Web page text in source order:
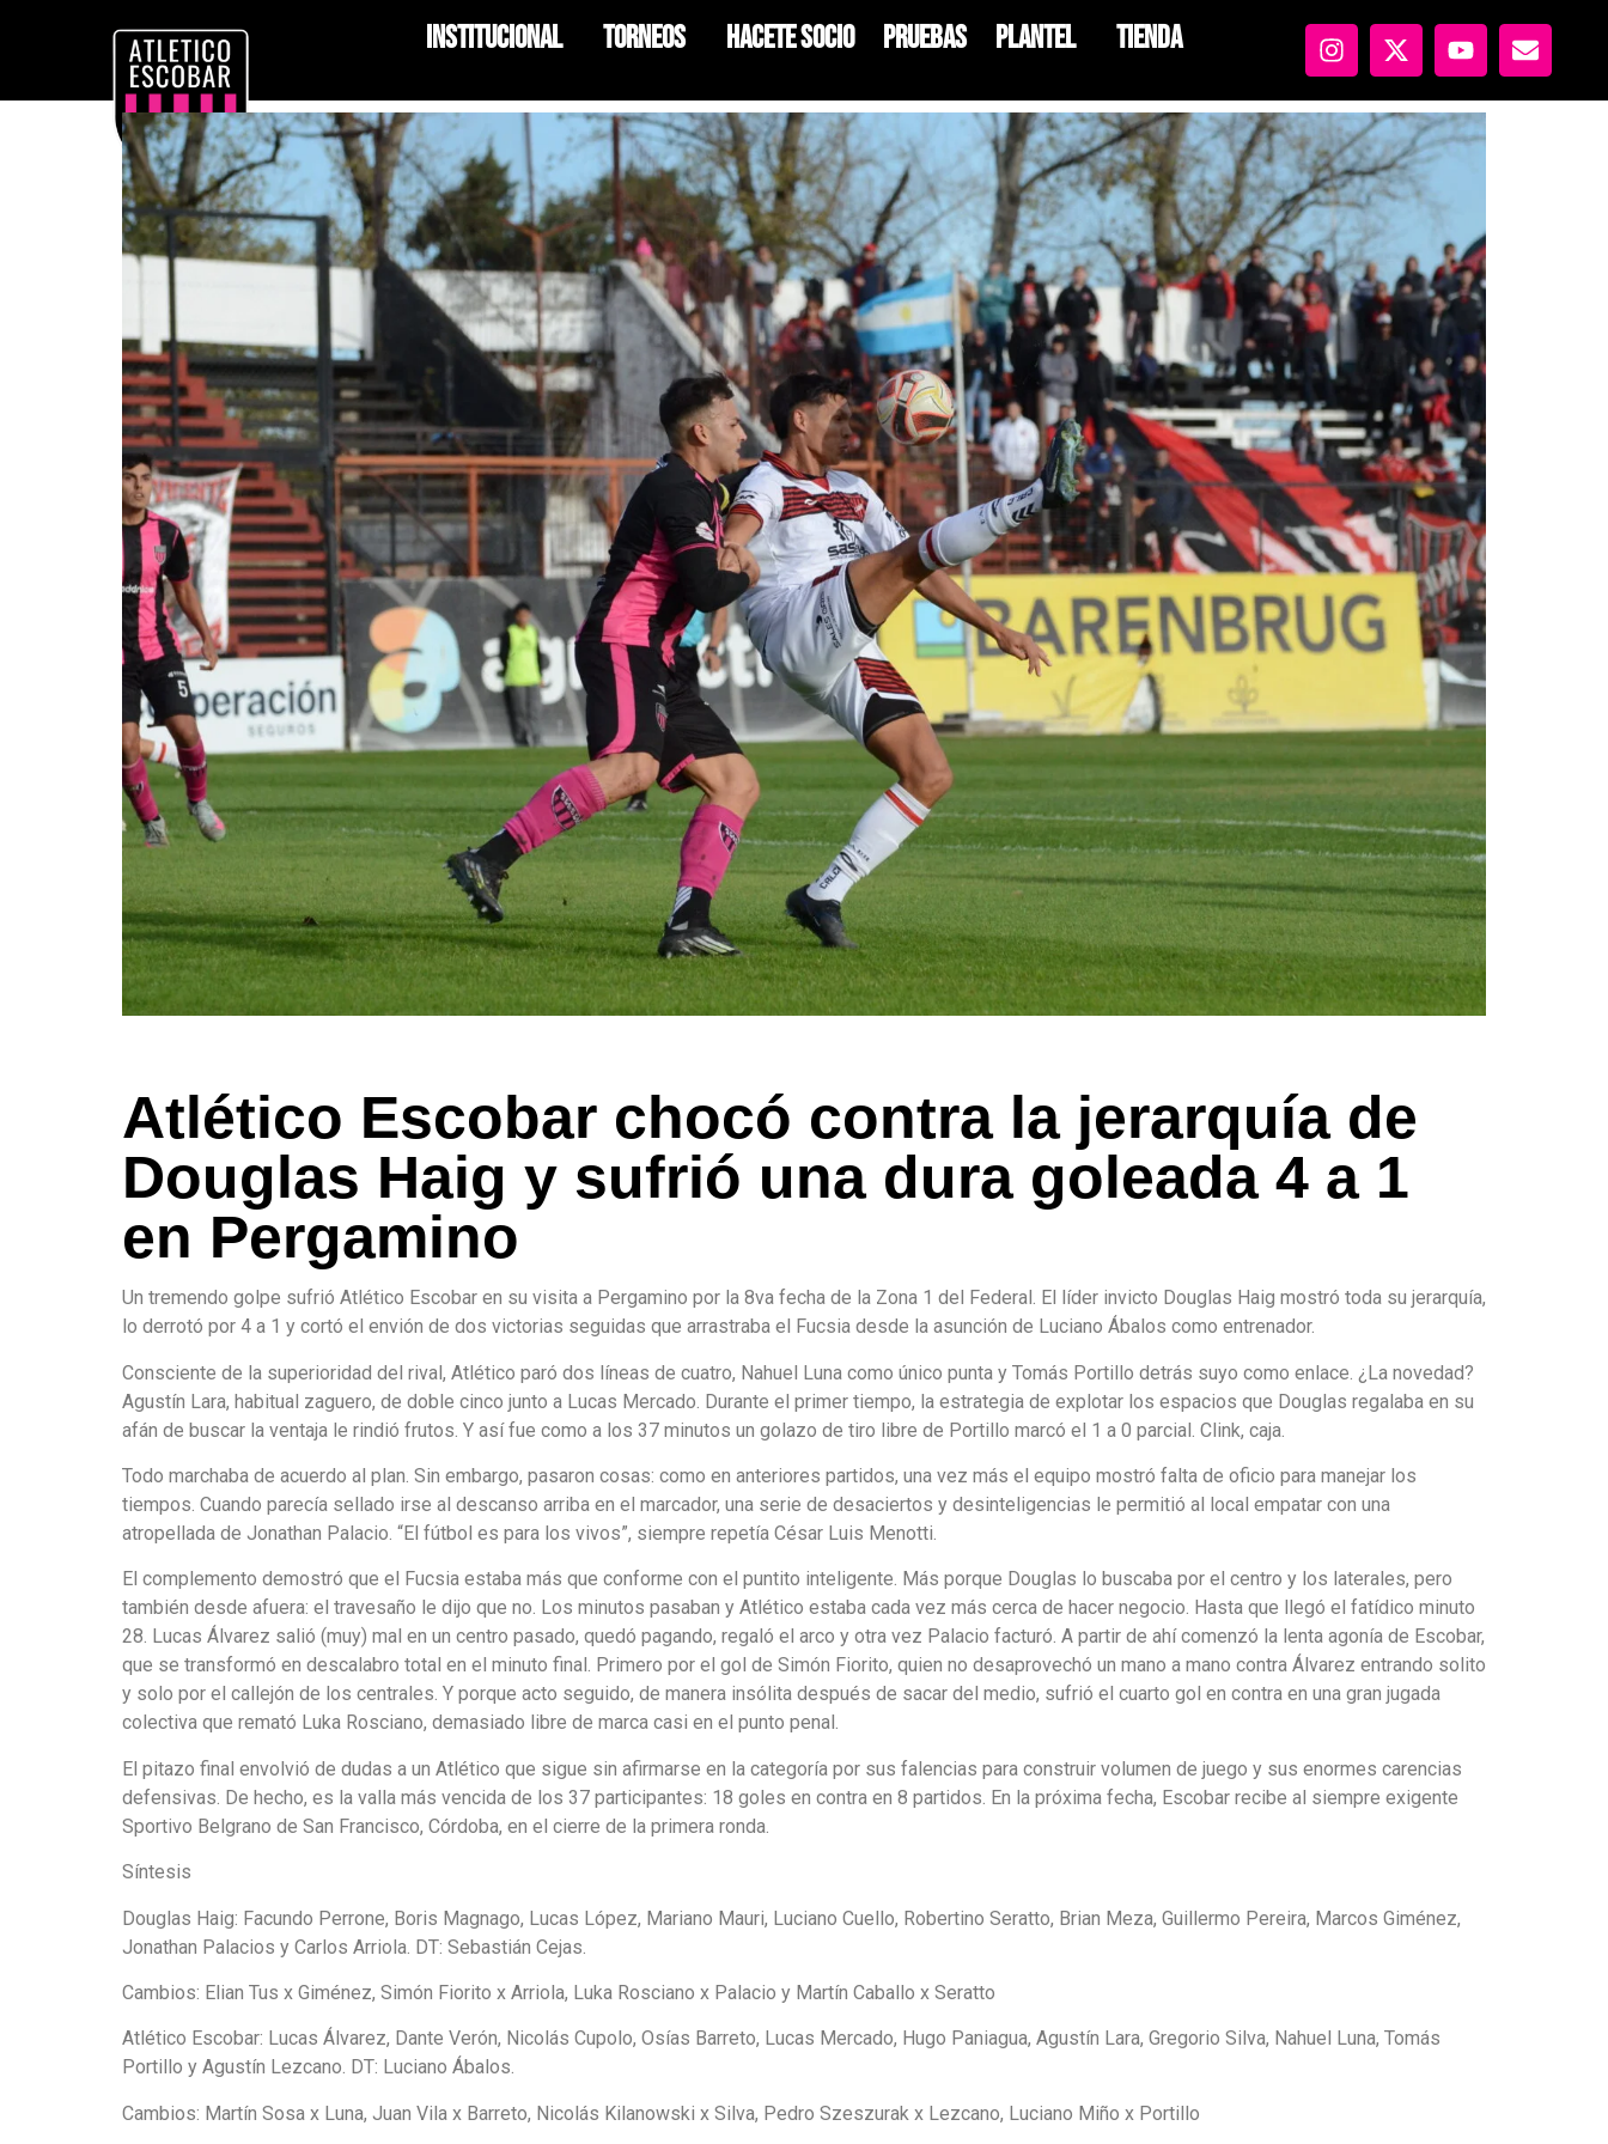
Institucional Torneos HACETE SOCIO Pruebas Plantel Tienda
Atlético Escobar chocó contra la jerarquía de
Douglas Haig y sufrió una dura goleada 4 a 1
en Pergamino
Un tremendo golpe sufrió Atlético Escobar en su visita a Pergamino por la 8va fecha de la Zona 1 del Federal. El líder invicto Douglas Haig mostró toda su jerarquía,
lo derrotó por 4 a 1 y cortó el envión de dos victorias seguidas que arrastraba el Fucsia desde la asunción de Luciano Ábalos como entrenador.
Consciente de la superioridad del rival, Atlético paró dos líneas de cuatro, Nahuel Luna como único punta y Tomás Portillo detrás suyo como enlace. ¿La novedad?
Agustín Lara, habitual zaguero, de doble cinco junto a Lucas Mercado. Durante el primer tiempo, la estrategia de explotar los espacios que Douglas regalaba en su
afán de buscar la ventaja le rindió frutos. Y así fue como a los 37 minutos un golazo de tiro libre de Portillo marcó el 1 a 0 parcial. Clink, caja.
Todo marchaba de acuerdo al plan. Sin embargo, pasaron cosas: como en anteriores partidos, una vez más el equipo mostró falta de oficio para manejar los
tiempos. Cuando parecía sellado irse al descanso arriba en el marcador, una serie de desaciertos y desinteligencias le permitió al local empatar con una
atropellada de Jonathan Palacio. “El fútbol es para los vivos”, siempre repetía César Luis Menotti.
El complemento demostró que el Fucsia estaba más que conforme con el puntito inteligente. Más porque Douglas lo buscaba por el centro y los laterales, pero
también desde afuera: el travesaño le dijo que no. Los minutos pasaban y Atlético estaba cada vez más cerca de hacer negocio. Hasta que llegó el fatídico minuto
28. Lucas Álvarez salió (muy) mal en un centro pasado, quedó pagando, regaló el arco y otra vez Palacio facturó. A partir de ahí comenzó la lenta agonía de Escobar,
que se transformó en descalabro total en el minuto final. Primero por el gol de Simón Fiorito, quien no desaprovechó un mano a mano contra Álvarez entrando solito
y solo por el callejón de los centrales. Y porque acto seguido, de manera insólita después de sacar del medio, sufrió el cuarto gol en contra en una gran jugada
colectiva que remató Luka Rosciano, demasiado libre de marca casi en el punto penal.
El pitazo final envolvió de dudas a un Atlético que sigue sin afirmarse en la categoría por sus falencias para construir volumen de juego y sus enormes carencias
defensivas. De hecho, es la valla más vencida de los 37 participantes: 18 goles en contra en 8 partidos. En la próxima fecha, Escobar recibe al siempre exigente
Sportivo Belgrano de San Francisco, Córdoba, en el cierre de la primera ronda.
Síntesis
Douglas Haig: Facundo Perrone, Boris Magnago, Lucas López, Mariano Mauri, Luciano Cuello, Robertino Seratto, Brian Meza, Guillermo Pereira, Marcos Giménez,
Jonathan Palacios y Carlos Arriola. DT: Sebastián Cejas.
Cambios: Elian Tus x Giménez, Simón Fiorito x Arriola, Luka Rosciano x Palacio y Martín Caballo x Seratto
Atlético Escobar: Lucas Álvarez, Dante Verón, Nicolás Cupolo, Osías Barreto, Lucas Mercado, Hugo Paniagua, Agustín Lara, Gregorio Silva, Nahuel Luna, Tomás
Portillo y Agustín Lezcano. DT: Luciano Ábalos.
Cambios: Martín Sosa x Luna, Juan Vila x Barreto, Nicolás Kilanowski x Silva, Pedro Szeszurak x Lezcano, Luciano Miño x Portillo